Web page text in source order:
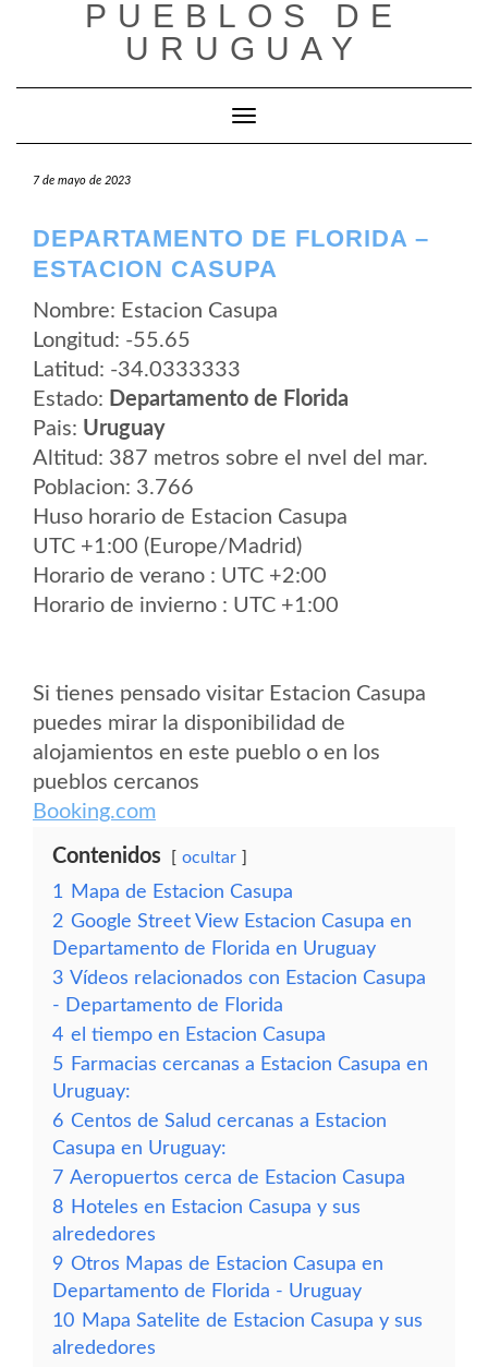
PUEBLOS DE
URUGUAY
Cambiar modo de navegación
7 de mayo de 2023
DEPARTAMENTO DE FLORIDA –
ESTACION CASUPA
Nombre: Estacion Casupa
Longitud: -55.65
Latitud: -34.0333333
Estado: Departamento de Florida
Pais: Uruguay
Altitud: 387 metros sobre el nvel del mar.
Poblacion: 3.766
Huso horario de Estacion Casupa
UTC +1:00 (Europe/Madrid)
Horario de verano : UTC +2:00
Horario de invierno : UTC +1:00
Si tienes pensado visitar Estacion Casupa
puedes mirar la disponibilidad de
alojamientos en este pueblo o en los
pueblos cercanos
Booking.com
Contenidos ocultar
1
Mapa de Estacion Casupa
2 Google Street View Estacion Casupa en
Departamento de Florida en Uruguay
3 Vídeos relacionados con Estacion Casupa
- Departamento de Florida
4 el tiempo en Estacion Casupa
5 Farmacias cercanas a Estacion Casupa en
Uruguay:
6 Centos de Salud cercanas a Estacion
Casupa en Uruguay:
7 Aeropuertos cerca de Estacion Casupa
8 Hoteles en Estacion Casupa y sus
alrededores
9 Otros Mapas de Estacion Casupa en
Departamento de Florida - Uruguay
10 Mapa Satelite de Estacion Casupa y sus
alrededores